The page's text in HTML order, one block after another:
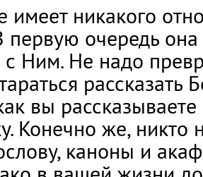
имеет никакого
первую очередь
Ним. Не надо
рассказать
вы
Конечно же, никто
каноны и